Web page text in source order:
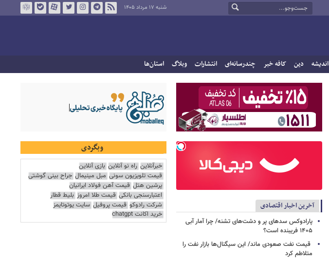
شنبه ۱۷ مرداد ۱۴۰۵
اندیشه دین کافه خبر چندرسانه‌ای انتشارات وبلاگ استان‌ها
آخرین اخبار اقتصادی
پارادوکس سدهای پر و دشت‌های تشنه/ چرا آمار آبی
۱۴۰۵ فریبنده است؟
قیمت نفت صعودی ماند/ این سیگنال‌ها بازار نفت را
متلاطم کرد
وبگردی
خبرآنلاین راه نو آنلاین بازی آنلاین
قیمت تلویزیون سونی مبل مینیمال جراح بینی گوشتی
پرشین هتل قیمت آهن فولاد ایرانیان
اعتبارسنجی بانکی قیمت طلا امروز بلیط قطار
شرکت رادوکو قیمت پروفیل سایت یوتوتایمز
خرید اکانت chatgpt